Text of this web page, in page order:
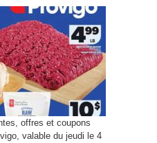
offres et coupons
valable du jeudi le 4